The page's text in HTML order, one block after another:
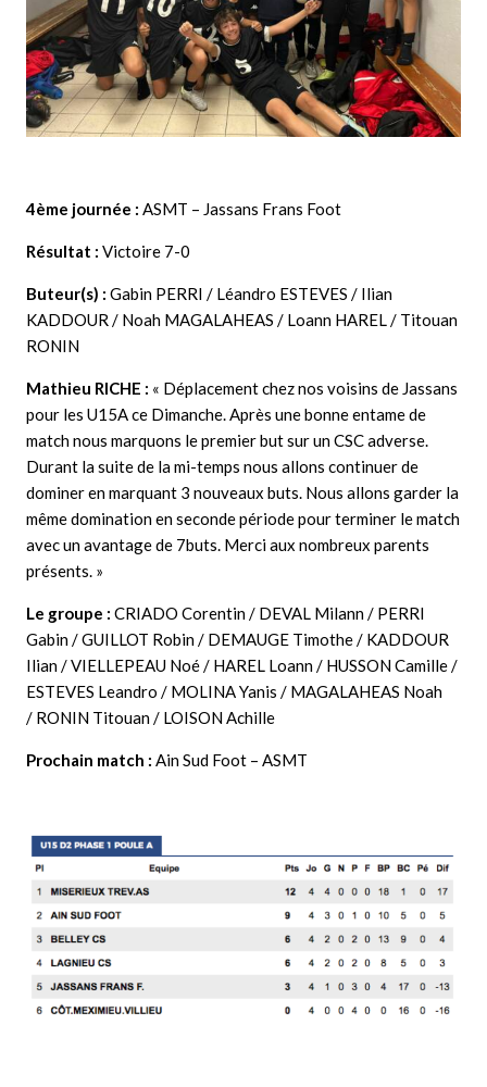
4ème journée : ASMT – Jassans Frans Foot
Résultat : Victoire 7-0
Buteur(s) : Gabin PERRI / Léandro ESTEVES / Ilian
KADDOUR / Noah MAGALAHEAS / Loann HAREL / Titouan
RONIN
Mathieu RICHE : « Déplacement chez nos voisins de Jassans
pour les U15A ce Dimanche. Après une bonne entame de
match nous marquons le premier but sur un CSC adverse.
Durant la suite de la mi-temps nous allons continuer de
dominer en marquant 3 nouveaux buts. Nous allons garder la
même domination en seconde période pour terminer le match
avec un avantage de 7buts. Merci aux nombreux parents
présents. »
Le groupe : CRIADO Corentin / DEVAL Milann / PERRI
Gabin / GUILLOT Robin / DEMAUGE Timothe / KADDOUR
Ilian / VIELLEPEAU Noé / HAREL Loann / HUSSON Camille /
ESTEVES Leandro / MOLINA Yanis / MAGALAHEAS Noah
/ RONIN Titouan / LOISON Achille
Prochain match : Ain Sud Foot – ASMT